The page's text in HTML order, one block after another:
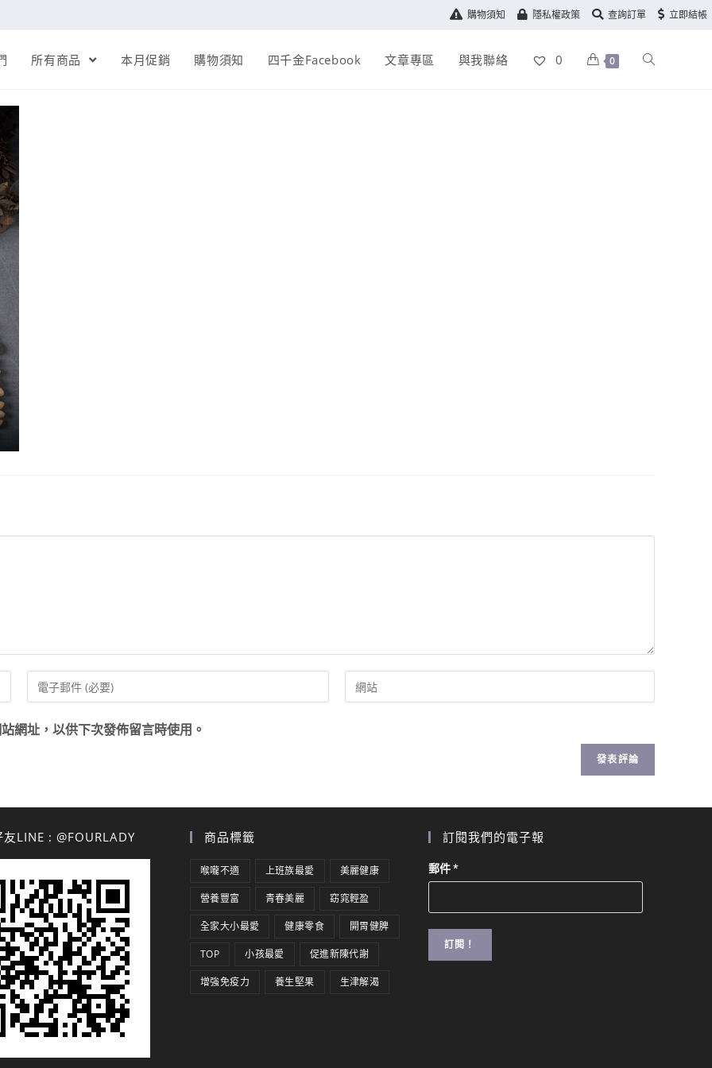
購物須知 隱私權政策 查詢訂單 立即結帳
所有商品 本月促銷 購物須知 四千金Facebook 文章專區 與我聯絡 0 0
網址，以供下次發佈留言時使用。
友LINE : @FOURLADY 商品標籤
喉嚨不適 上班族最愛 美麗健康
營養豐富 青春美麗 窈窕輕盈
全家大小最愛 健康零食 開胃健脾
TOP 小孩最愛 促進新陳代謝
增強免疫力 養生堅果 生津解渴
訂閱我們的電子報
郵件*